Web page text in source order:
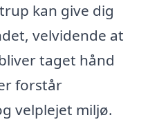
kan give dig
velvidende at
taget hånd
forstår
velplejet miljø.